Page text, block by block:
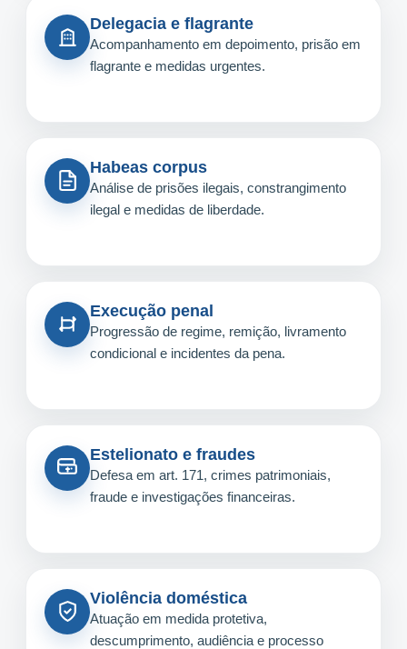
Delegacia e flagrante
Acompanhamento em depoimento, prisão em
flagrante e medidas urgentes.
Habeas corpus
Análise de prisões ilegais, constrangimento
ilegal e medidas de liberdade.
Execução penal
Progressão de regime, remição, livramento
condicional e incidentes da pena.
Estelionato e fraudes
Defesa em art. 171, crimes patrimoniais,
fraude e investigações financeiras.
Violência doméstica
Atuação em medida protetiva,
descumprimento, audiência e processo